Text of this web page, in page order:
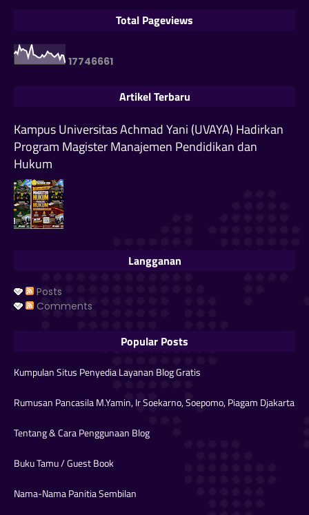
Total Pageviews
17746661
Artikel Terbaru
Kampus Universitas Achmad Yani (UVAYA) Hadirkan
Program Magister Manajemen Pendidikan dan
Hukum
Langganan
Posts
Comments
Popular Posts
Kumpulan Situs Penyedia Layanan Blog Gratis
Rumusan Pancasila M.Yamin, Ir Soekarno, Soepomo, Piagam Djakarta
Tentang & Cara Penggunaan Blog
Buku Tamu / Guest Book
Nama-Nama Panitia Sembilan